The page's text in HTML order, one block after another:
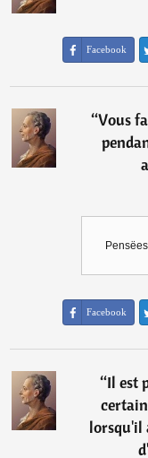
Facebook
“Vous
Facebook
“Il est
lorsqu'il